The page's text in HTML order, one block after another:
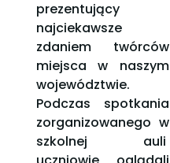
prezentujący
najciekawsze
zdaniem twórców
miejsca w naszym
województwie.
Podczas spotkania
zorganizowanego w
szkolnej auli